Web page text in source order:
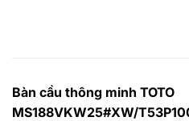
Bàn cầu thông minh TOTO
MS188VKW25#XW/